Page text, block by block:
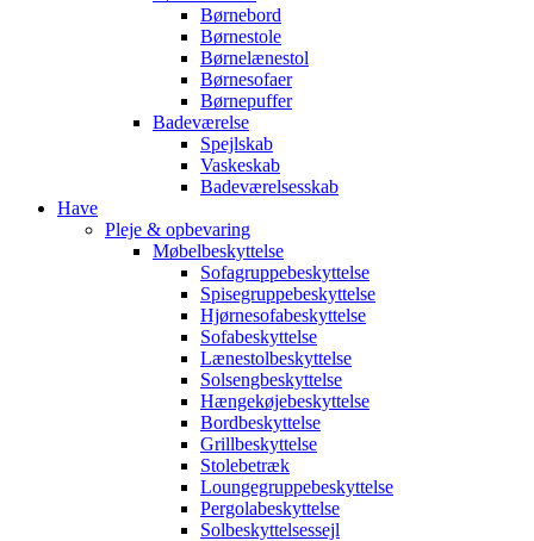
Børnebord
Børnestole
Børnelænestol
Børnesofaer
Børnepuffer
Badeværelse
Spejlskab
Vaskeskab
Badeværelsesskab
Have
Pleje & opbevaring
Møbelbeskyttelse
Sofagruppebeskyttelse
Spisegruppebeskyttelse
Hjørnesofabeskyttelse
Sofabeskyttelse
Lænestolbeskyttelse
Solsengbeskyttelse
Hængekøjebeskyttelse
Bordbeskyttelse
Grillbeskyttelse
Stolebetræk
Loungegruppebeskyttelse
Pergolabeskyttelse
Solbeskyttelsessejl